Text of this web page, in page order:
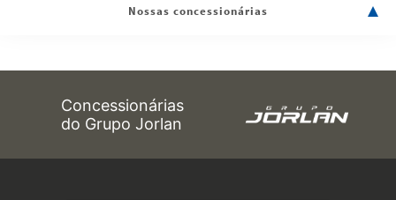
Nossas concessionárias
Concessionárias
do Grupo Jorlan